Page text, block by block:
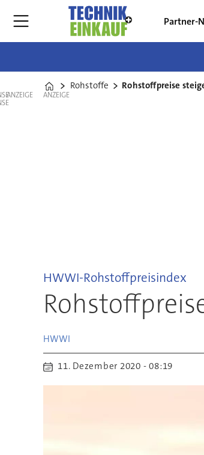
Partner-
Home
Rohstoffe Rohstoffpreise
ANZEIGE ANZEIGE
HWWI-Rohstoffpreisindex
HWWI
11. Dezember 2020 - 08:19